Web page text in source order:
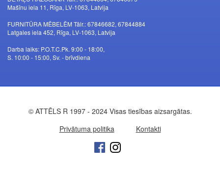
Mašīnu iela 11, Rīga, LV-1063, Latvija
FURNITŪRA MĒBELĒM Tālr.: 67846682, 67844884
Latgales iela 452, Rīga, LV-1063, Latvija
Darba laiks: P.O.T.C.Pk. 9:00 - 18:00,
S. 10:00 - 15:00, Sv. - brīvdiena
© ATTĒLS R 1997 - 2024 Visas tiesības aizsargātas.
Privātuma politika
Kontakti